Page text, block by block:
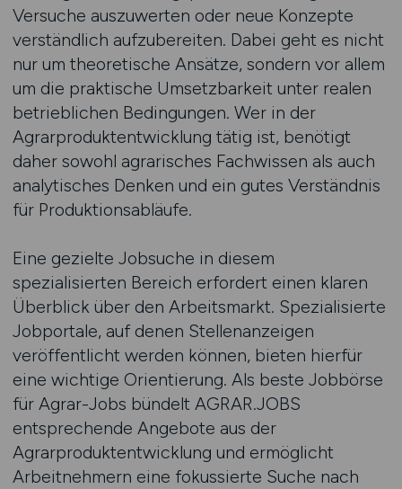
Versuche auszuwerten oder neue Konzepte
verständlich aufzubereiten. Dabei geht es nicht
nur um theoretische Ansätze, sondern vor allem
um die praktische Umsetzbarkeit unter realen
betrieblichen Bedingungen. Wer in der
Agrarproduktentwicklung tätig ist, benötigt
daher sowohl agrarisches Fachwissen als auch
analytisches Denken und ein gutes Verständnis
für Produktionsabläufe.
Eine gezielte Jobsuche in diesem
spezialisierten Bereich erfordert einen klaren
Überblick über den Arbeitsmarkt. Spezialisierte
Jobportale, auf denen Stellenanzeigen
veröffentlicht werden können, bieten hierfür
eine wichtige Orientierung. Als beste Jobbörse
für Agrar-Jobs bündelt AGRAR.JOBS
entsprechende Angebote aus der
Agrarproduktentwicklung und ermöglicht
Arbeitnehmern eine fokussierte Suche nach